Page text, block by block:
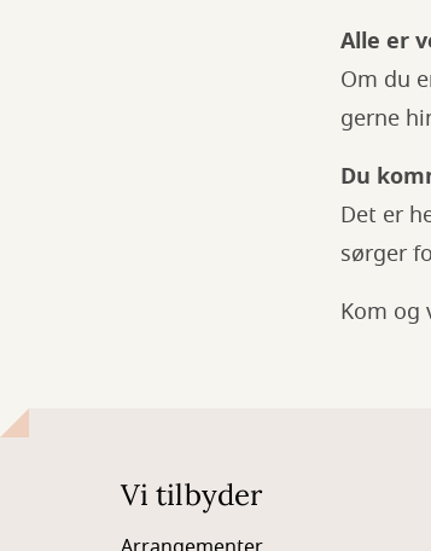
Alle er
Om du
gerne
Du
Det er
sørger
Kom
Vi tilbyder